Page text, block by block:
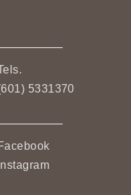
5331370
Instagram